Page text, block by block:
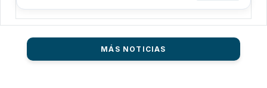
MÁS NOTICIAS